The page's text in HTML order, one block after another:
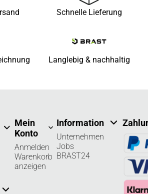
Schnelle Lieferung
Langlebig & nachhaltig
Mein
Konto
Anmelden
Warenkorb
anzeigen
Information
Unternehmen
Jobs
BRAST24